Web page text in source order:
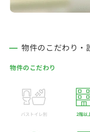
物件のこだわり・
物件のこだわり
バストイレ別 2階以